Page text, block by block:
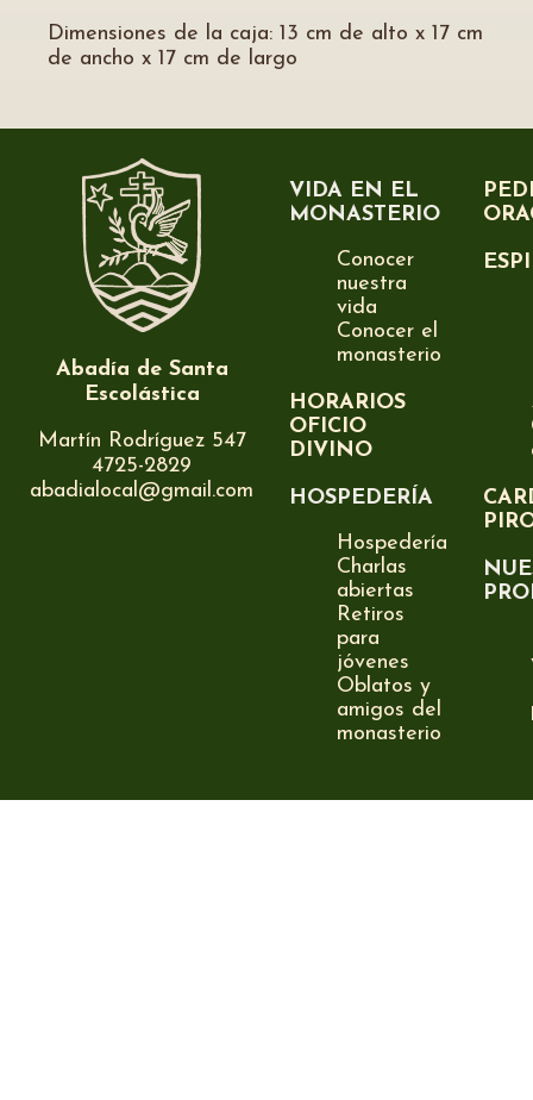
Dimensiones de la caja: 13 cm de alto x 17 cm
de ancho x 17 cm de largo
Abadía de Santa
Escolástica
Martín Rodríguez 547
4725-2829
abadialocal@gmail.com
VIDA EN EL
MONASTERIO
Conocer
nuestra
vida
Conocer el
monasterio
HORARIOS
OFICIO
DIVINO
HOSPEDERÍA
Hospedería
Charlas
abiertas
Retiros
para
jóvenes
Oblatos y
amigos del
monasterio